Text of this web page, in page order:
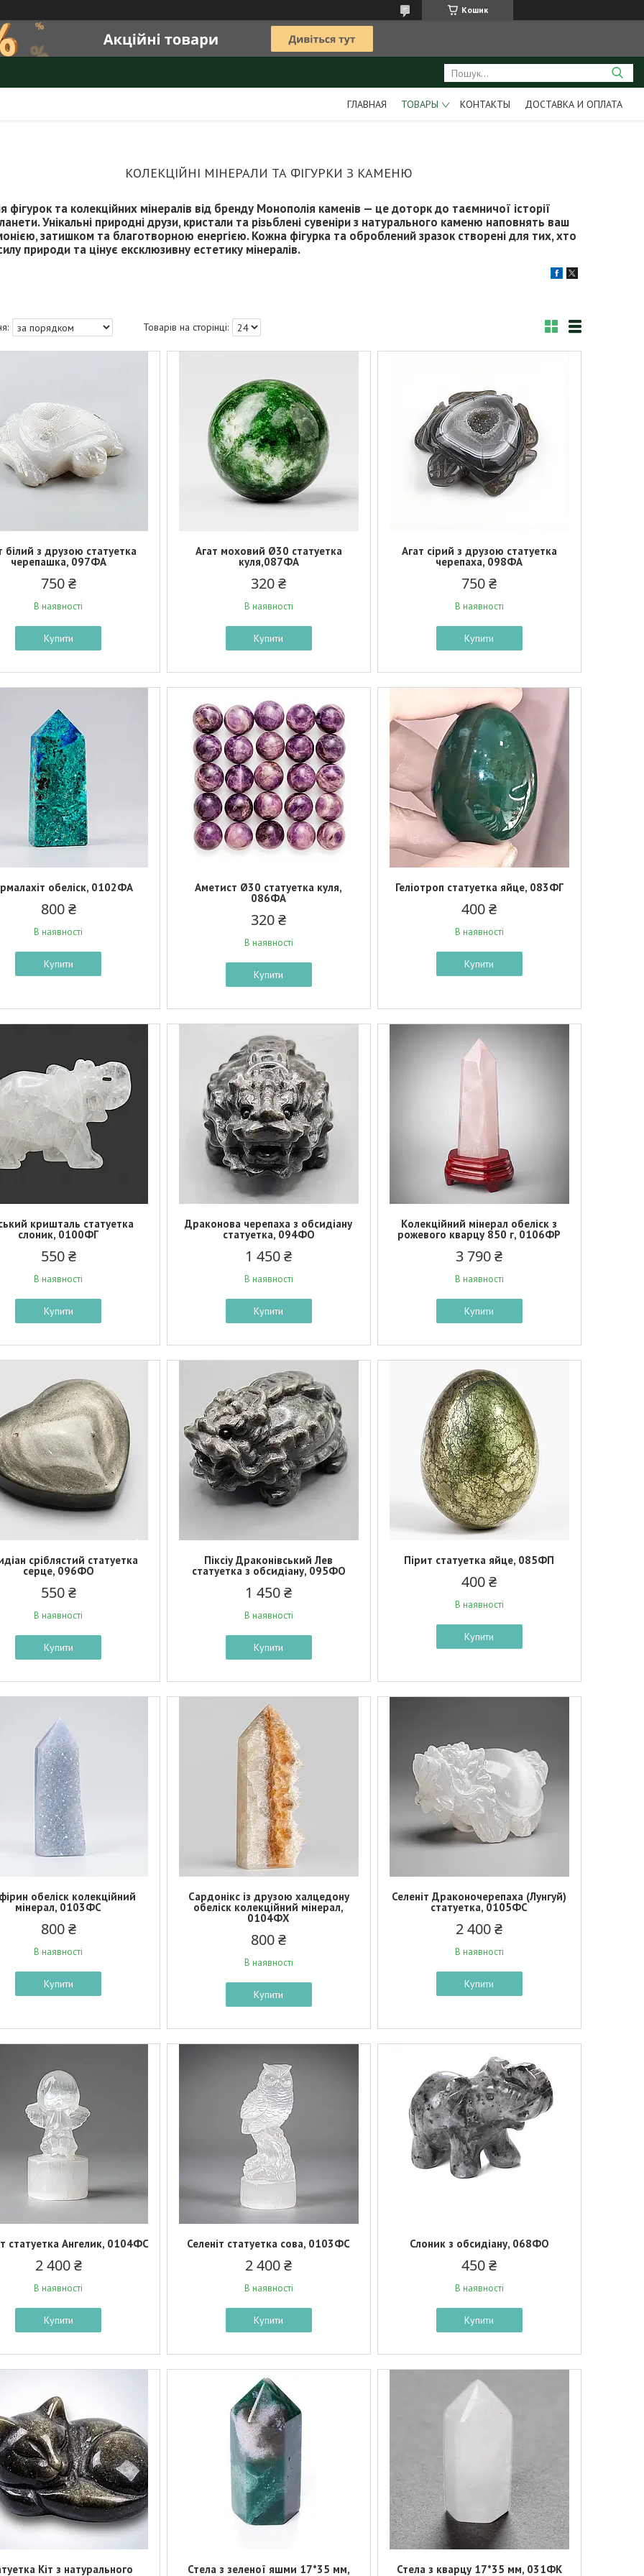
Кошик
ГЛАВНАЯ ТОВАРЫ КОНТАКТЫ ДОСТАВКА И ОПЛАТА
КОЛЕКЦІЙНІ МІНЕРАЛИ ТА ФІГУРКИ З КАМЕНЮ
фігурок та колекційних мінералів від бренду Монополія каменів — це доторк до таємничої історії
Унікальні природні друзи, кристали та різьблені сувеніри з натурального каменю наповнять ваш
затишком та благотворною енергією. Кожна фігурка та оброблений зразок створені для тих, хто
природи та цінує ексклюзивну естетику мінералів.
білий з друзою статуетка
черепашка, 097ФА
750 ₴
В наявності
Купити
Агат моховий Ø30 статуетка
куля,087ФА
320 ₴
В наявності
Купити
Агат сірий з друзою статуетка
черепаха, 098ФА
750 ₴
В наявності
Купити
обеліск, 0102ФА
800 ₴
В наявності
Купити
Аметист Ø30 статуетка куля,
086ФА
320 ₴
В наявності
Купити
Геліотроп статуетка яйце, 083ФГ
400 ₴
В наявності
Купити
кришталь статуетка
слоник, 0100ФГ
550 ₴
В наявності
Купити
Драконова черепаха з обсидіану
статуетка, 094ФО
1 450 ₴
В наявності
Купити
Колекційний мінерал обеліск з
рожевого кварцу 850 г, 0106ФР
3 790 ₴
В наявності
Купити
сріблястий статуетка
серце, 096ФО
550 ₴
В наявності
Купити
Піксіу Драконівський Лев
статуетка з обсидіану, 095ФО
1 450 ₴
В наявності
Купити
Пірит статуетка яйце, 085ФП
400 ₴
В наявності
Купити
обеліск колекційний
мінерал, 0103ФС
800 ₴
В наявності
Купити
Сардонікс із друзою халцедону
обеліск колекційний мінерал,
0104ФХ
800 ₴
В наявності
Купити
Селеніт Драконочерепаха (Лунгуй)
статуетка, 0105ФС
2 400 ₴
В наявності
Купити
статуетка Ангелик, 0104ФС
2 400 ₴
В наявності
Купити
Селеніт статуетка сова, 0103ФС
2 400 ₴
В наявності
Купити
Слоник з обсидіану, 068ФО
450 ₴
В наявності
Купити
Кіт з натурального Стела з зеленої яшми 17*35 мм, Стела з кварцу 17*35 мм, 031ФК